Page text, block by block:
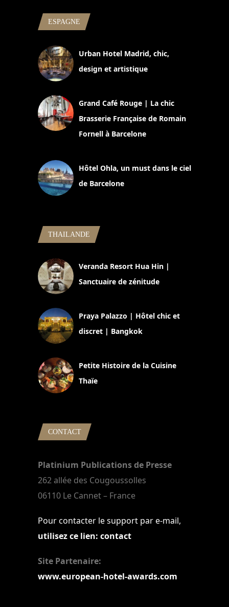
ESPAGNE
Urban Hotel Madrid, chic,
design et artistique
Grand Café Rouge | La chic
Brasserie Française de Romain
Fornell à Barcelone
Hôtel Ohla, un must dans le ciel
de Barcelone
THAILANDE
Veranda Resort Hua Hin |
Sanctuaire de zénitude
Praya Palazzo | Hôtel chic et
discret | Bangkok
Petite Histoire de la Cuisine
Thaïe
CONTACT
Platinium Publications de Presse
262 allée des Cougoussolles
06110 Le Cannet – France
Pour contacter le support par e-mail,
utilisez ce lien: contact
Site Partenaire:
www.european-hotel-awards.com